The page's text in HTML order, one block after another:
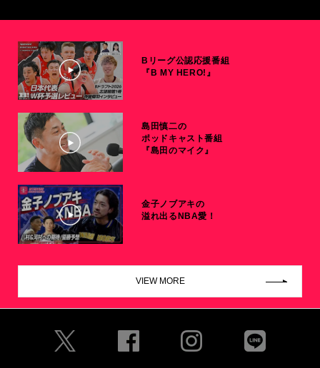
Bリーグ公認応援番組
『B MY HERO!』
島田慎二の
ポッドキャスト番組
『島田のマイク』
金子ノブアキの
溢れ出るNBA愛！
VIEW MORE